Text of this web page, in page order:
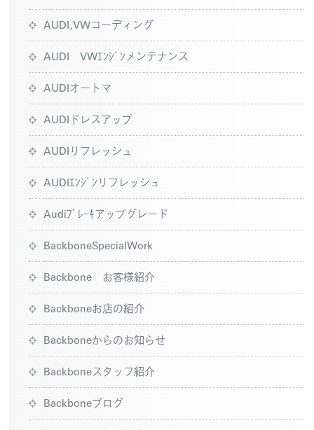
AUDI,VWコーディング
AUDI VWｴﾝｼﾞﾝメンテナンス
AUDIオートマ
AUDIドレスアップ
AUDIリフレッシュ
AUDIｴﾝｼﾞﾝリフレッシュ
Audiﾌﾞﾚｰｷアップグレード
BackboneSpecialWork
Backbone お客様紹介
Backboneお店の紹介
Backboneからのお知らせ
Backboneスタッフ紹介
Backboneブログ